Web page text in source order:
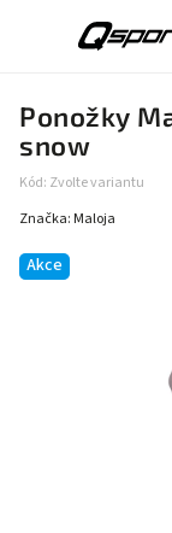
Ponožky
snow
Kód: Zvolte variantu
Akce
Značka: Maloja